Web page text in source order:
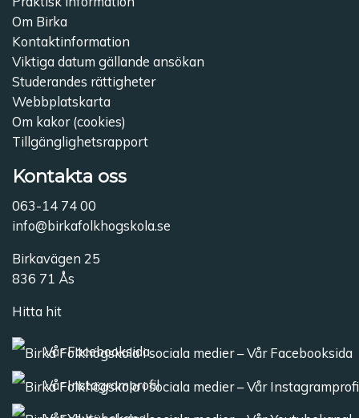
Om Birka
Kontaktinformation
Viktiga datum gällande ansökan
Studerandes rättigheter
Webbplatskarta
Om kakor (cookies)
Tillgänglighetsrapport
Kontakta oss
063-14 74 00
info@birkafolkhogskola.se
Birkavägen 25
836 71 Ås
Hitta hit
Vår Facebooksida
Vår Instagramprofil